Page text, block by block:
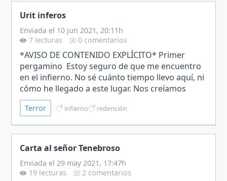
Urit inferos
Enviada el 10 jun 2021, 20:11h
7 lecturas
0 comentarios
*AVISO DE CONTENIDO EXPLÍCITO* Primer
pergamino Estoy seguro de que me encuentro
en el infierno. No sé cuánto tiempo llevo aquí, ni
cómo he llegado a este lugar. Nos creíamos
héroes de guerra pero, ¿quién iba a saber que
seríamos castigados…
Terror infierno redención
Carta al señor Tenebroso
Enviada el 29 may 2021, 17:47h
19 lecturas
2 comentarios